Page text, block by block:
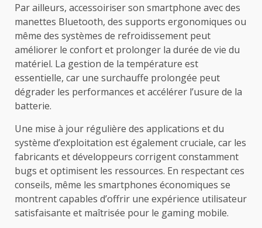
Par ailleurs, accessoiriser son smartphone avec des
manettes Bluetooth, des supports ergonomiques ou
même des systèmes de refroidissement peut
améliorer le confort et prolonger la durée de vie du
matériel. La gestion de la température est
essentielle, car une surchauffe prolongée peut
dégrader les performances et accélérer l’usure de la
batterie.
Une mise à jour régulière des applications et du
système d’exploitation est également cruciale, car les
fabricants et développeurs corrigent constamment
bugs et optimisent les ressources. En respectant ces
conseils, même les smartphones économiques se
montrent capables d’offrir une expérience utilisateur
satisfaisante et maîtrisée pour le gaming mobile.